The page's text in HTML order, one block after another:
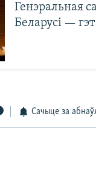
Генэральная
Беларусі —
Сачыце за